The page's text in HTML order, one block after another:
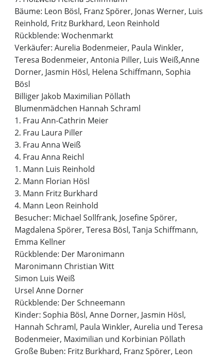
Bäume: Leon Bösl, Franz Spörer, Jonas Werner, Luis
Reinhold, Fritz Burkhard, Leon Reinhold
Rückblende: Wochenmarkt
Verkäufer: Aurelia Bodenmeier, Paula Winkler,
Teresa Bodenmeier, Antonia Piller, Luis Weiß,Anne
Dorner, Jasmin Hösl, Helena Schiffmann, Sophia
Bösl
Billiger Jakob Maximilian Pöllath
Blumenmädchen Hannah Schraml
1. Frau Ann-Cathrin Meier
2. Frau Laura Piller
3. Frau Anna Weiß
4. Frau Anna Reichl
1. Mann Luis Reinhold
2. Mann Florian Hösl
3. Mann Fritz Burkhard
4. Mann Leon Reinhold
Besucher: Michael Sollfrank, Josefine Spörer,
Magdalena Spörer, Teresa Bösl, Tanja Schiffmann,
Emma Kellner
Rückblende: Der Maronimann
Maronimann Christian Witt
Simon Luis Weiß
Ursel Anne Dorner
Rückblende: Der Schneemann
Kinder: Sophia Bösl, Anne Dorner, Jasmin Hösl,
Hannah Schraml, Paula Winkler, Aurelia und Teresa
Bodenmeier, Maximilian und Korbinian Pöllath
Große Buben: Fritz Burkhard, Franz Spörer, Leon